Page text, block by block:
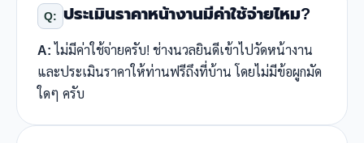
Q: ประเมินราคาหน้างานมีค่าใช้จ่ายไหม?
A:ไม่มีค่าใช้จ่ายครับ! ช่างนวลยินดีเข้าไปวัดหน้างาน
และประเมินราคาให้ท่านฟรีถึงที่บ้าน โดยไม่มีข้อผูกมัด
ใดๆ ครับ